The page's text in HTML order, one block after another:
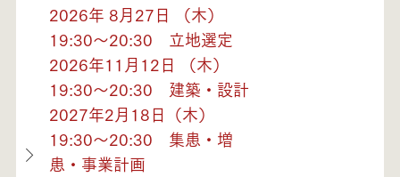
2026年 8月27日 （木）
19:30～20:30 立地選定
2026年11月12日 （木）
19:30～20:30 建築・設計
2027年2月18日（木）
19:30～20:30 集患・増
患・事業計画